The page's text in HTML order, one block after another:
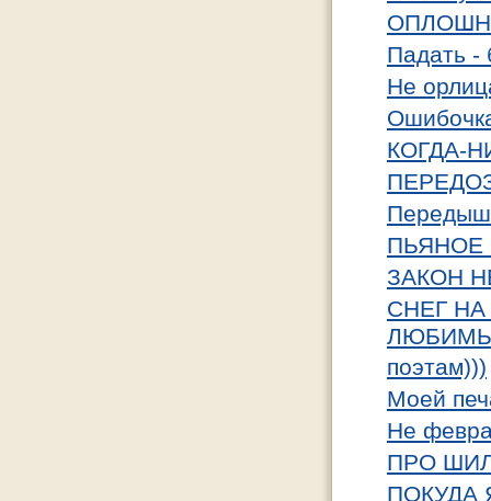
Падать -
Не
КОГДА-
ПЬЯНОЕ
ЗАКОН
СНЕГ НА
поэтам)))
Моей
Не
ПРО
ПОКУДА